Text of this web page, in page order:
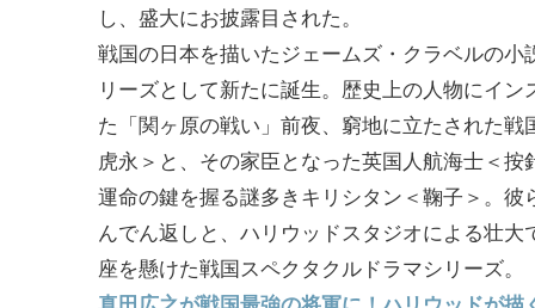
し、盛大にお披露目された。
戦国の日本を描いたジェームズ・クラベルの小
リーズとして新たに誕生。歴史上の人物にイン
た「関ヶ原の戦い」前夜、窮地に立たされた戦
虎永＞と、その家臣となった英国人航海士＜按
運命の鍵を握る謎多きキリシタン＜鞠子＞。
んでん返しと、ハリウッドスタジオによる壮
座を懸けた戦国スペクタクルドラマシリーズ。